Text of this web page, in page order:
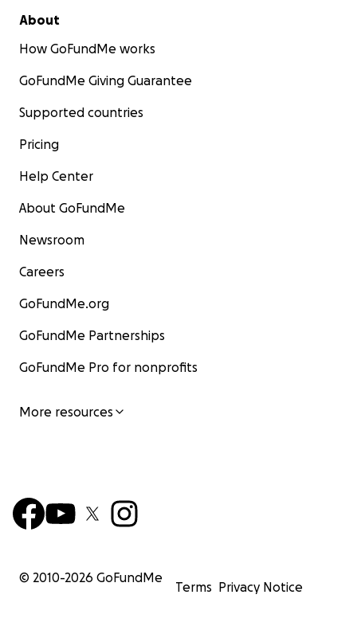
About
How GoFundMe works
GoFundMe Giving Guarantee
Supported countries
Pricing
Help Center
About GoFundMe
Newsroom
Careers
GoFundMe.org
GoFundMe Partnerships
GoFundMe Pro for nonprofits
More resources
© 2010-2026 GoFundMe
Terms Privacy Notice